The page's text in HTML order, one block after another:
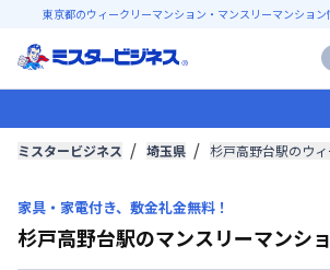
東京都のウィークリーマンション・マンスリーマンショ
ミスタービジネス 埼玉県 杉戸高野台駅のウ
家具・家電付き、敷金礼金無料！
杉戸高野台駅のマンスリーマンシ